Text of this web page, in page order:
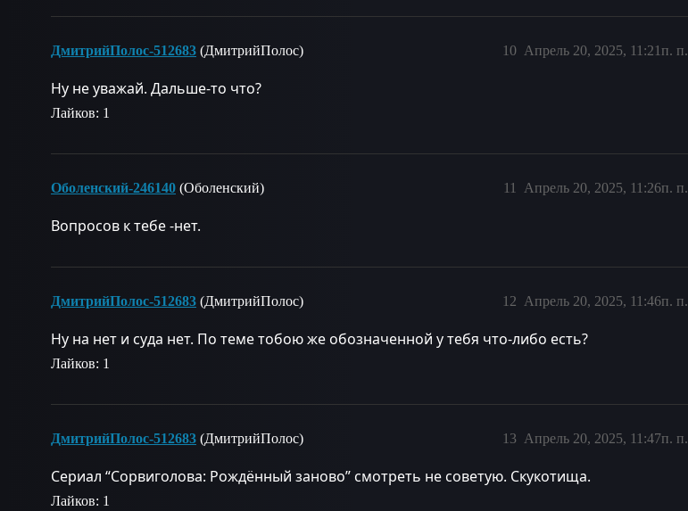
ДмитрийПолос-512683 (ДмитрийПолос) Апрель 20, 2025, 11:21п. п.
10
Ну не уважай. Дальше-то что?
Лайков: 1
Оболенский-246140 (Оболенский) Апрель 20, 2025, 11:26п. п.
11
Вопросов к тебе -нет.
ДмитрийПолос-512683 (ДмитрийПолос) Апрель 20, 2025, 11:46п. п.
12
Ну на нет и суда нет. По теме тобою же обозначенной у тебя что-либо есть?
Лайков: 1
ДмитрийПолос-512683 (ДмитрийПолос) Апрель 20, 2025, 11:47п. п.
13
Сериал “Сорвиголова: Рождённый заново” смотреть не советую. Скукотища.
Лайков: 1